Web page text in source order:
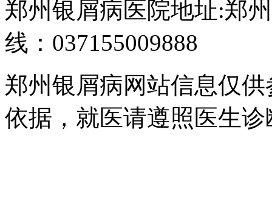
郑州银屑病医院地址:郑
线：037155009888
郑州银屑病网站信息仅
依据，就医请遵照医生诊